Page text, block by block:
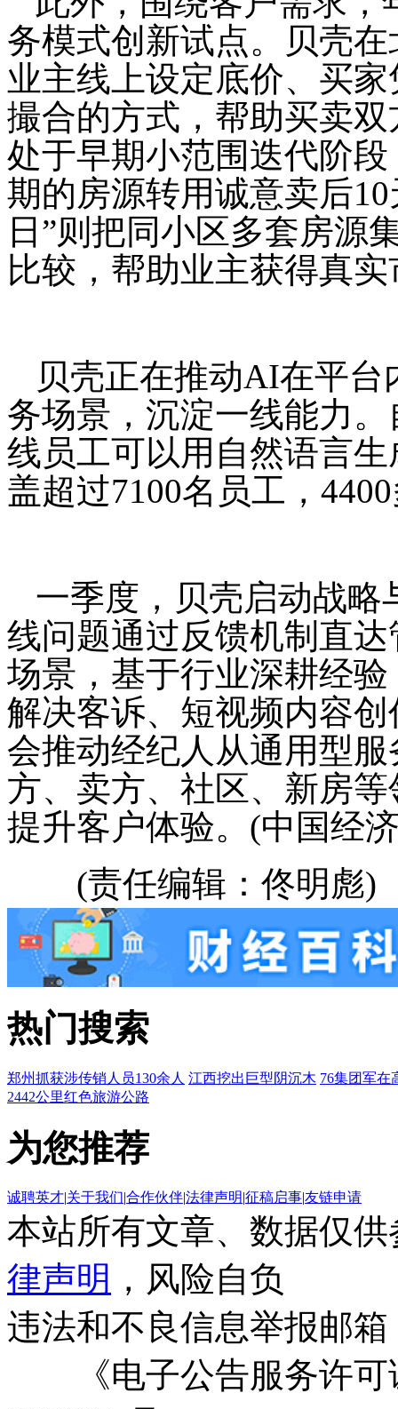
务模式创新试点。贝壳
业主线上设定底价、买
撮合的方式，帮助买卖
处于早期小范围迭代阶
期的房源转用诚意卖后
日”则把同小区多套房源
比较，帮助业主获得真
贝壳正在推动AI在平
务场景，沉淀一线能力
线员工可以用自然语言
盖超过7100名员工，
一季度，贝壳启动战略
线问题通过反馈机制直
场景，基于行业深耕经
解决客诉、短视频内容
会推动经纪人从通用型
方、卖方、社区、新房
提升客户体验。(中国经
(责任编辑：佟明彪)
热门搜索
郑州抓获涉传销人员130余人 江西挖出巨型阴沉木 76集团军在
2442公里红色旅游公路
为您推荐
诚聘英才|关于我们|合作伙伴|法律声明|征稿启事|友链申请
本站所有文章、数据仅
律声明 ，风险自负
违法和不良信息举报邮箱
《电子公告服务许可